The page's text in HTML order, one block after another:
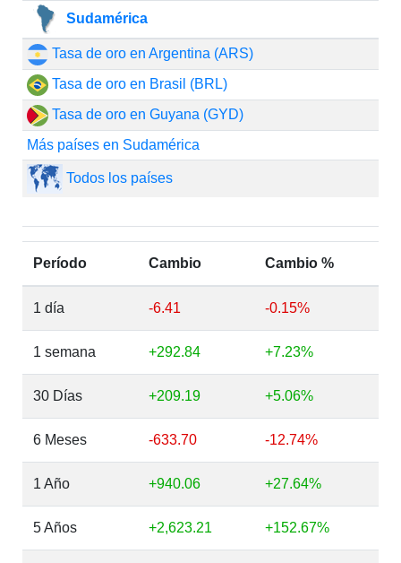
Sudamérica
Tasa de oro en Argentina (ARS)
Tasa de oro en Brasil (BRL)
Tasa de oro en Guyana (GYD)
Más países en Sudamérica
Todos los países
Período Cambio Cambio %
1 día -6.41 -0.15%
1 semana +292.84 +7.23%
30 Días +209.19 +5.06%
6 Meses -633.70 -12.74%
1 Año +940.06 +27.64%
5 Años +2,623.21 +152.67%